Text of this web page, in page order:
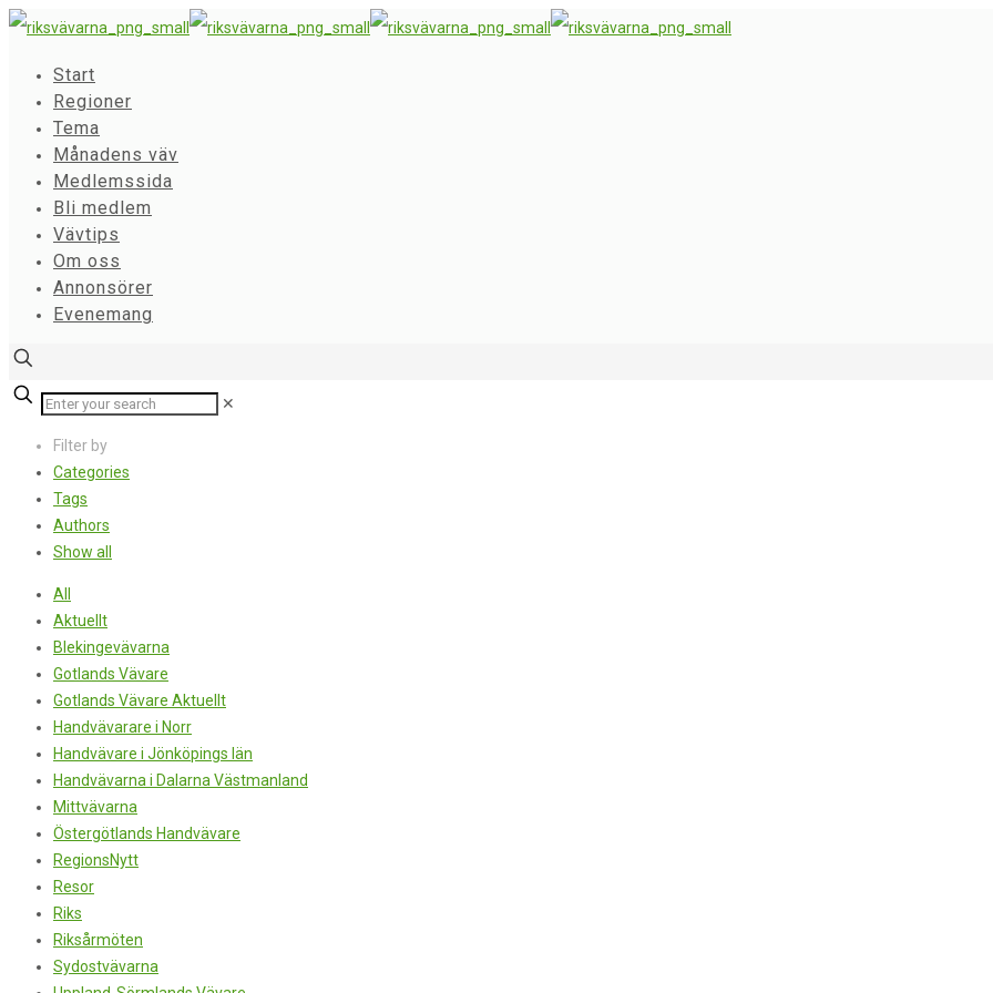
Start
Regioner
Tema
Månadens väv
Medlemssida
Bli medlem
Vävtips
Om oss
Annonsörer
Evenemang
✕
Filter by
Categories
Tags
Authors
Show all
All
Aktuellt
Blekingevävarna
Gotlands Vävare
Gotlands Vävare Aktuellt
Handvävarare i Norr
Handvävare i Jönköpings län
Handvävarna i Dalarna Västmanland
Mittvävarna
Östergötlands Handvävare
RegionsNytt
Resor
Riks
Riksårmöten
Sydostvävarna